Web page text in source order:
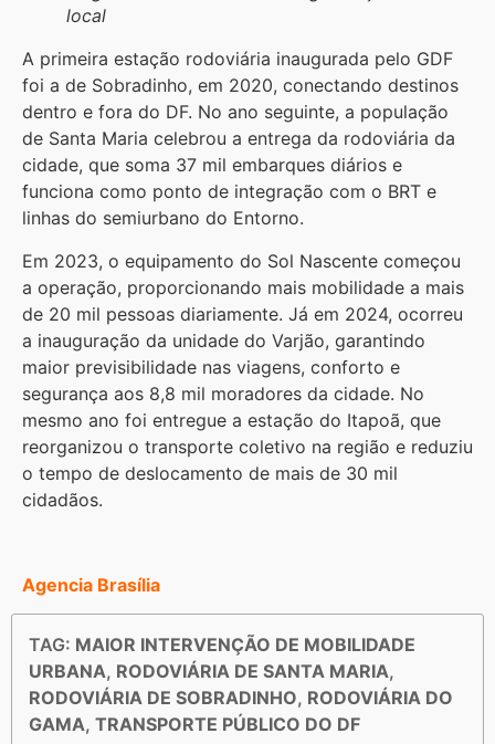
local
A primeira estação rodoviária inaugurada pelo GDF
foi a de Sobradinho, em 2020, conectando destinos
dentro e fora do DF. No ano seguinte, a população
de Santa Maria celebrou a entrega da rodoviária da
cidade, que soma 37 mil embarques diários e
funciona como ponto de integração com o BRT e
linhas do semiurbano do Entorno.
Em 2023, o equipamento do Sol Nascente começou
a operação, proporcionando mais mobilidade a mais
de 20 mil pessoas diariamente. Já em 2024, ocorreu
a inauguração da unidade do Varjão, garantindo
maior previsibilidade nas viagens, conforto e
segurança aos 8,8 mil moradores da cidade. No
mesmo ano foi entregue a estação do Itapoã, que
reorganizou o transporte coletivo na região e reduziu
o tempo de deslocamento de mais de 30 mil
cidadãos.
Agencia Brasília
TAG: MAIOR INTERVENÇÃO DE MOBILIDADE
URBANA, RODOVIÁRIA DE SANTA MARIA,
RODOVIÁRIA DE SOBRADINHO, RODOVIÁRIA DO
GAMA, TRANSPORTE PÚBLICO DO DF